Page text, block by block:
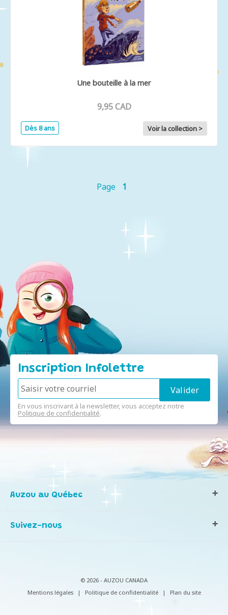
Une bouteille à la mer
9,95 CAD
Dès 8 ans Voir la collection >
Page 1
Inscription Infolettre
En vous inscrivant à la newsletter, vous acceptez notre
Politique de confidentialité.
Auzou au Québec
Notre histoire
Infos consommateurs
Suivez-nous
© 2026 - AUZOU CANADA
Mentions légales
| Politique de confidentialité | Plan du site